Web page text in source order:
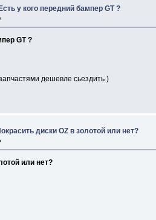
у кого передний бампер GT ?
GT ?
дешевле сьездить )
диски OZ в золотой или нет?
или нет?